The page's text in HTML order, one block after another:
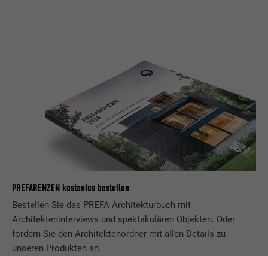
PREFARENZEN kostenlos bestellen
Bestellen Sie das PREFA Architekturbuch mit
Architekteninterviews und spektakulären Objekten. Oder
fordern Sie den Architektenordner mit allen Details zu
unseren Produkten an.